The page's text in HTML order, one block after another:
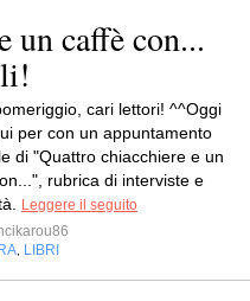
un caffè con...
cari lettori! ^^Oggi
per con un appuntamento
di "Quattro chiacchiere e un
rubrica di interviste e
Leggere il seguito
LIBRI